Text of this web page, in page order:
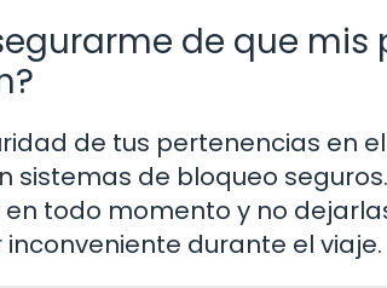
de que mis
de tus pertenencias en
sistemas de bloqueo
todo momento y no
durante el viaje.